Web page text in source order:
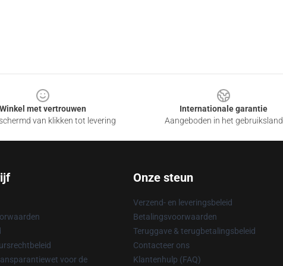
Winkel met vertrouwen
van klikken tot levering
Internationale garantie
Aangeboden in het gebruiksland
voor de
Onze steun
Verzend- en leveringsbeleid
Betalingsvoorwaarden
Teruggave & terugbetalingsbeleid
Contacteer ons
Klantenhulp (FAQ)